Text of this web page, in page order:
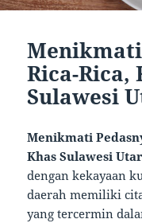
Menikmati
Rica-Rica,
Sulawesi
Menikmati
Khas Sulawesi
dengan kekayaan
daerah memiliki
yang tercermin